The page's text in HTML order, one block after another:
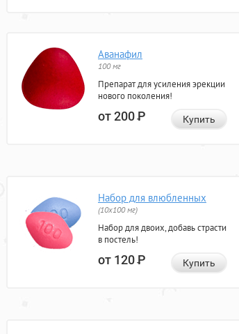
Аванафил
100 мг
Препарат для усиления эрекции
нового поколения!
от 200Р Купить
Набор для влюбленных
(10х100 мг)
Набор для двоих, добавь страсти
в постель!
от 120Р Купить